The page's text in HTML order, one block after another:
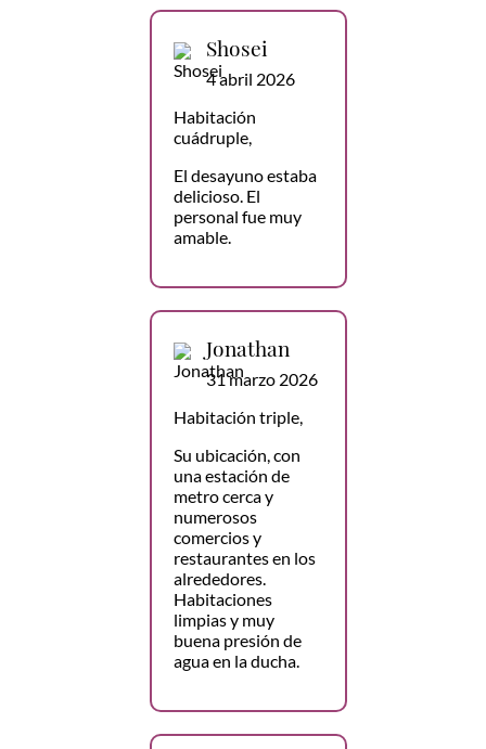
Shosei
4 abril 2026
Habitación
cuádruple,
El desayuno estaba
delicioso. El
personal fue muy
amable.
Jonathan
31 marzo 2026
Habitación triple,
Su ubicación, con
una estación de
metro cerca y
numerosos
comercios y
restaurantes en los
alrededores.
Habitaciones
limpias y muy
buena presión de
agua en la ducha.